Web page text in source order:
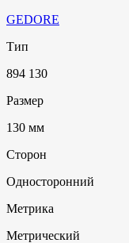
GEDORE
Тип
894 130
Размер
130 мм
Сторон
Односторонний
Метрика
Метрический